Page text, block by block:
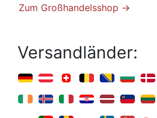
Zum Großhandelsshop →
Versandländer: